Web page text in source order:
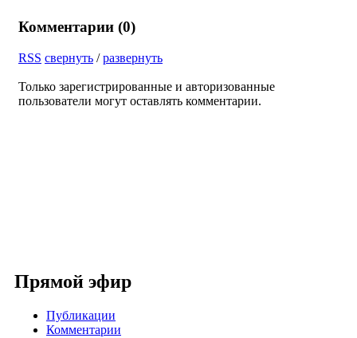
Комментарии (0)
RSS свернуть /развернуть
Только зарегистрированные и авторизованные
пользователи могут оставлять комментарии.
Прямой эфир
Публикации
Комментарии